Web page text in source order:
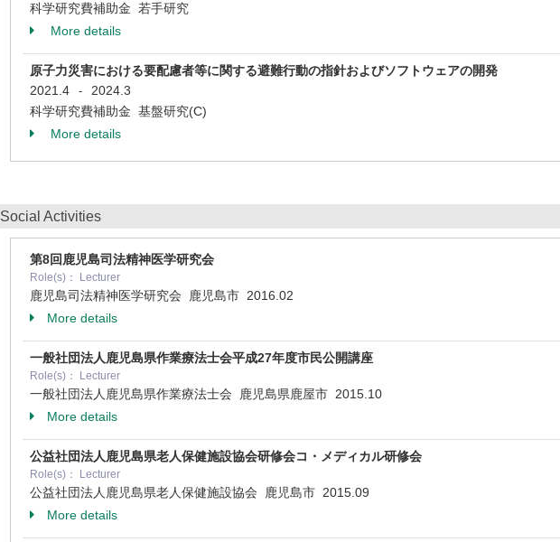
科学研究費補助金 若手研究
More details
原子力災害における要配慮者等に関する避難行動の指針およびソフトウェアの開発
2021.4
-
2024.3
科学研究費補助金 基盤研究(C)
More details
Social Activities
第8回鹿児島司法精神医学研究会
Role(s)： Lecturer
鹿児島司法精神医学研究会 鹿児島市 2016.02
More details
一般社団法人鹿児島県作業療法士会平成27年度市民公開講座
Role(s)： Lecturer
一般社団法人鹿児島県作業療法士会 鹿児島県鹿屋市 2015.10
More details
公益社団法人鹿児島県老人保健施設協会研修会コ・メディカル研修会
Role(s)： Lecturer
公益社団法人鹿児島県老人保健施設協会 鹿児島市 2015.09
More details